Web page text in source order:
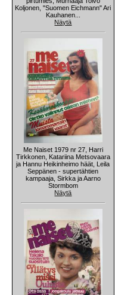
Koljonen, "Suomen Eichmann" Ari
Kauhanen...
Näytä
Me Naiset 1979 nr 27, Harri
Tirkkonen, Katariina Metsovaara
ja Hannu Heikinheimo häät, Leila
Seppänen - supertähtien
kampaaja, Sirkka ja Aarno
Stormbom
Näytä